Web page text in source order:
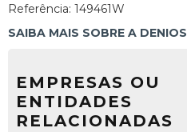
Referência: 149461W
SAIBA MAIS SOBRE A DENIOS
EMPRESAS OU
ENTIDADES
RELACIONADAS